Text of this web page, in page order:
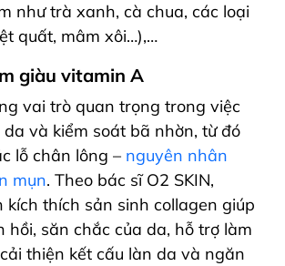
như trà xanh, cà chua, các loại
quất, mâm xôi…),…
giàu vitamin A
vai trò quan trọng trong việc
và kiểm soát bã nhờn, từ đó
lỗ chân lông – nguyên nhân
mụn. Theo bác sĩ O2 SKIN,
kích thích sản sinh collagen giúp
hồi, săn chắc của da, hỗ trợ làm
thiện kết cấu làn da và ngăn